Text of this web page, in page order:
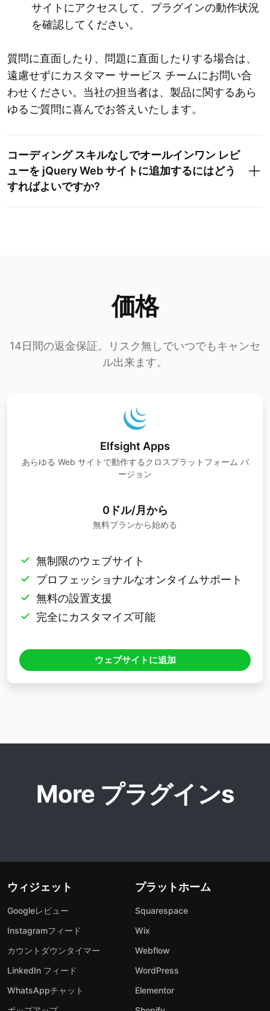
サイトにアクセスして、プラグインの動作状況
を確認してください。
質問に直面したり、問題に直面したりする場合は、
遠慮せずにカスタマー サービス チームにお問い合
わせください。当社の担当者は、製品に関するあら
ゆるご質問に喜んでお答えいたします。
コーディング スキルなしでオールインワン レビ
ューを jQuery Web サイトに追加するにはどう
すればよいですか?
価格
14日間の返金保証。リスク無しでいつでもキャンセ
ル出来ます。
Elfsight Apps
あらゆる Web サイトで動作するクロスプラットフォーム バ
ージョン
0ドル/月から
無料プランから始める
無制限のウェブサイト
プロフェッショナルなオンタイムサポート
無料の設置支援
完全にカスタマイズ可能
ウェブサイトに追加
More プラグインs
ウィジェット
Googleレビュー
Instagramフィード
カウントダウンタイマー
LinkedIn フィード
WhatsAppチャット
プラットホーム
Squarespace
Wix
Webflow
WordPress
Elementor